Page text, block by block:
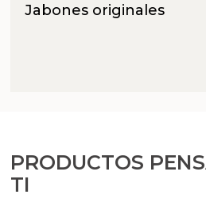
Jabones originales
PRODUCTOS
TI